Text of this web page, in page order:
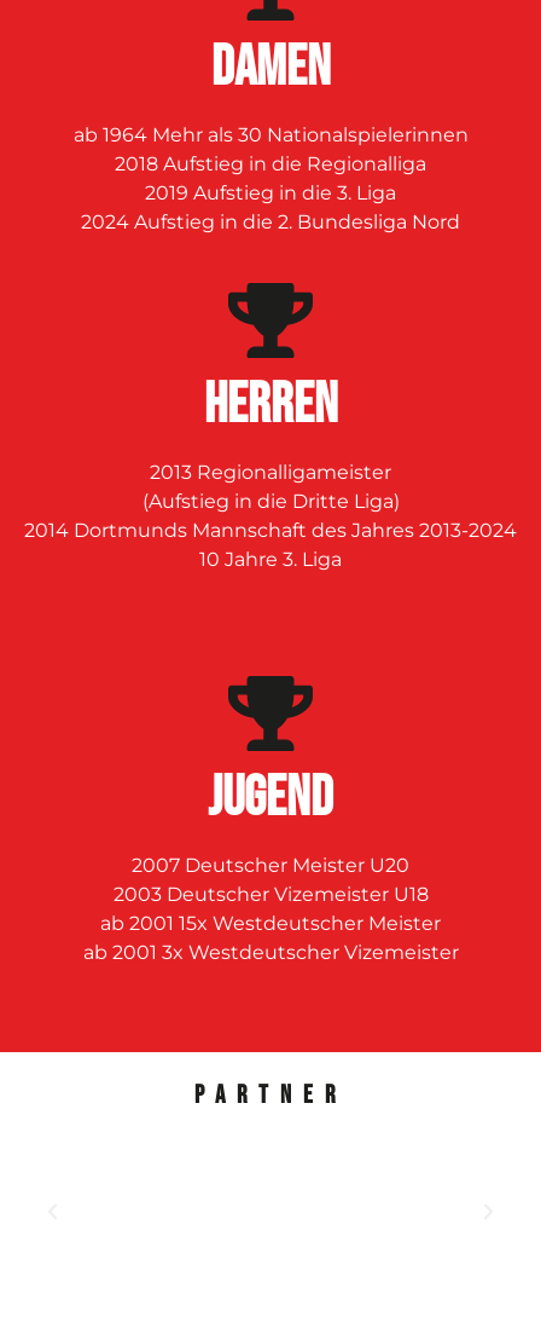
DAMEN
ab 1964 Mehr als 30 Nationalspielerinnen
2018 Aufstieg in die Regionalliga
2019 Aufstieg in die 3. Liga
2024 Aufstieg in die 2. Bundesliga Nord
Herren
2013 Regionalligameister
(Aufstieg in die Dritte Liga)
2014 Dortmunds Mannschaft des Jahres 2013-2024
10 Jahre 3. Liga
JUGEND
2007 Deutscher Meister U20
2003 Deutscher Vizemeister U18
ab 2001 15x Westdeutscher Meister
ab 2001 3x Westdeutscher Vizemeister
Partner